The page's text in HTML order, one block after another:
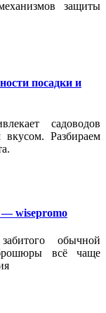
защиты
посадки и
садоводов
Разбираем
— wisepromo
обычной
всё чаще